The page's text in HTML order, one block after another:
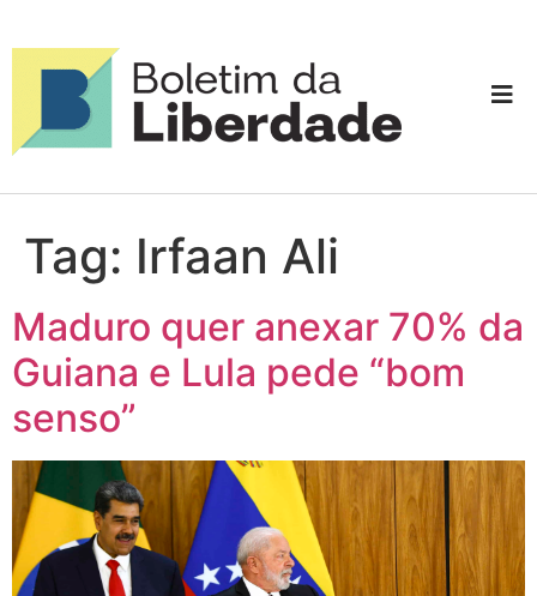
Tag: Irfaan Ali
Maduro quer anexar 70% da
Guiana e Lula pede “bom
senso”